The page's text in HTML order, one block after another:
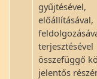
gyűjtésével,
előállításával,
terjesztésével
összefüggő
jelentős